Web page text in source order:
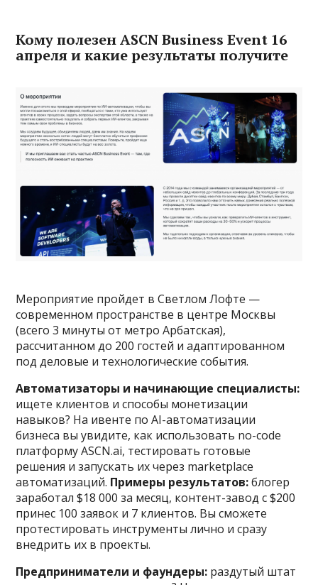
Кому полезен ASCN Business Event 16
апреля и какие результаты получите
Мероприятие пройдет в Светлом Лофте —
современном пространстве в центре Москвы
(всего 3 минуты от метро Арбатская),
рассчитанном до 200 гостей и адаптированном
под деловые и технологические события.
Автоматизаторы и начинающие специалисты:
ищете клиентов и способы монетизации
навыков? На ивенте по AI-автоматизации
бизнеса вы увидите, как использовать no-code
платформу ASCN.ai, тестировать готовые
решения и запускать их через marketplace
автоматизаций. Примеры результатов:блогер
заработал $18 000 за месяц, контент-завод с $200
принес 100 заявок и 7 клиентов. Вы сможете
протестировать инструменты лично и сразу
внедрить их в проекты.
Предприниматели и фаундеры: раздутый штат